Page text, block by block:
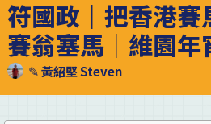
符國政｜把香港賽
賽翁塞馬｜維園
✎黃紹堅 Steven